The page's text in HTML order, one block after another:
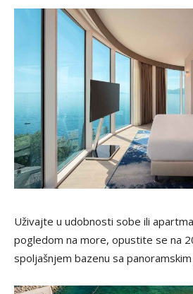
Uživajte u udobnosti sobe ili
pogledom na more, opustite se na
spoljašnjem bazenu sa